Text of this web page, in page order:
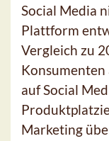
Social Media
Plattform
Vergleich zu
auf Social
Marketing